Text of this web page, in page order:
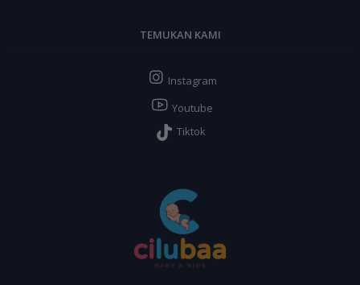
TEMUKAN KAMI
Instagram
Youtube
Tiktok